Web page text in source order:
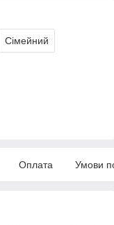
Сімейний
Оплата Умови